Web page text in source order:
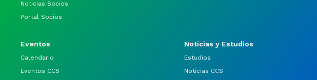
Noticias Socios
Portal Socios
Eventos
Calendario
Eventos CCS
Noticias y Estudios
Estudios
Noticias CCS